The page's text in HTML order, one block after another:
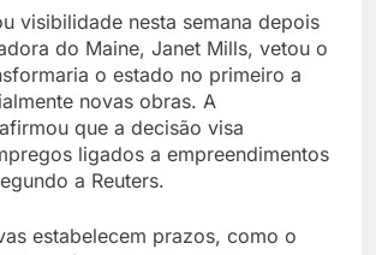
visibilidade nesta semana depois
do Maine, Janet Mills, vetou o
o estado no primeiro a
novas obras. A
que a decisão visa
ligados a empreendimentos
a Reuters.
estabelecem prazos, como o